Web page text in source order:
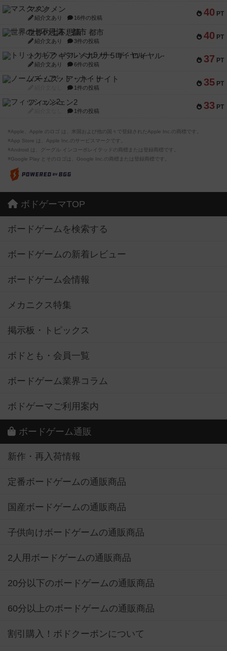
40 PT
マスクメン
紹介文あり 16件の投稿
40 PT
世界の七不思議：都市
紹介文あり 3件の投稿
37 PT
トリックギア - ペルソナ5 ザ・ロイヤル-
紹介文あり 6件の投稿
35 PT
ノームズ・アット・ナイト
1件の投稿
33 PT
フィッシェン2
1件の投稿
※Apple、Apple のロゴ は、米国および他の国々で登録されたApple Inc.の商標です。
※App Store は、Apple Inc.のサービスマークです。
※Android は、グーグル インコーポレイテッドの商標または登録商標です。
※Google Play とそのロゴは、Google Inc.の商標または登録商標です。
ボドゲーマTOP
ボードゲームを検索する
ボードゲームの新着レビュー
ボードゲーム会情報
メカニクス特集
掲示板・トピックス
ボドとも・会員一覧
ボードゲーム業界コラム
ボドゲーマご利用案内
ボードゲーム通販
新作・再入荷情報
定番ボードゲームの通販商品
国産ボードゲームの通販商品
子供向けボードゲームの通販商品
2人用ボードゲームの通販商品
20分以下のボードゲームの通販商品
60分以上のボードゲームの通販商品
割引購入！ボドクーポンについて